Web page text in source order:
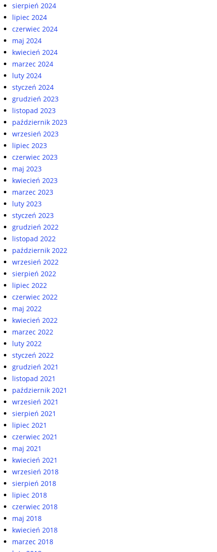
sierpień 2024
lipiec 2024
czerwiec 2024
maj 2024
kwiecień 2024
marzec 2024
luty 2024
styczeń 2024
grudzień 2023
listopad 2023
październik 2023
wrzesień 2023
lipiec 2023
czerwiec 2023
maj 2023
kwiecień 2023
marzec 2023
luty 2023
styczeń 2023
grudzień 2022
listopad 2022
październik 2022
wrzesień 2022
sierpień 2022
lipiec 2022
czerwiec 2022
maj 2022
kwiecień 2022
marzec 2022
luty 2022
styczeń 2022
grudzień 2021
listopad 2021
październik 2021
wrzesień 2021
sierpień 2021
lipiec 2021
czerwiec 2021
maj 2021
kwiecień 2021
wrzesień 2018
sierpień 2018
lipiec 2018
czerwiec 2018
maj 2018
kwiecień 2018
marzec 2018